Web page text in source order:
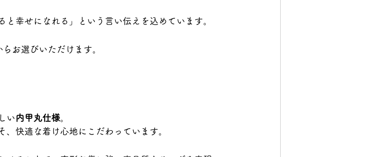
と幸せになれる」という言い伝えを込めています。
お選びいただけます。
い 内甲丸仕様。
快適な着け心地にこだわっています。